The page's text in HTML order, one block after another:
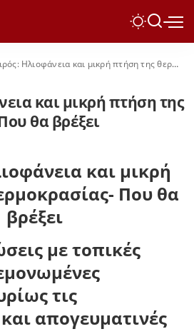
Ηλιοφάνεια και μικρή πτήση της θερμοκρασίας- Που θα βρέξει
και μικρή πτήση της
θα βρέξει
με τοπικές
τις
απογευματινές